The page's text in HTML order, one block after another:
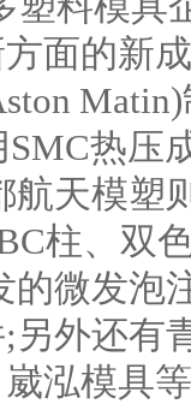
面的新
热压
航天模塑
柱、双
的微发泡
另外还有
泓模具